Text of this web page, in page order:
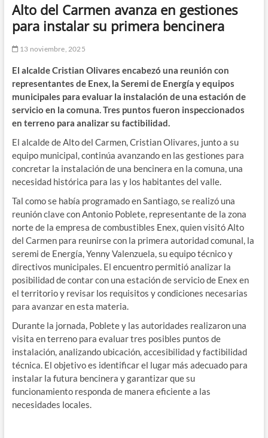
Alto del Carmen avanza en gestiones
para instalar su primera bencinera
13 noviembre, 2025
El alcalde Cristian Olivares encabezó una reunión con
representantes de Enex, la Seremi de Energía y equipos
municipales para evaluar la instalación de una estación de
servicio en la comuna. Tres puntos fueron inspeccionados
en terreno para analizar su factibilidad.
El alcalde de Alto del Carmen, Cristian Olivares, junto a su
equipo municipal, continúa avanzando en las gestiones para
concretar la instalación de una bencinera en la comuna, una
necesidad histórica para las y los habitantes del valle.
Tal como se había programado en Santiago, se realizó una
reunión clave con Antonio Poblete, representante de la zona
norte de la empresa de combustibles Enex, quien visitó Alto
del Carmen para reunirse con la primera autoridad comunal, la
seremi de Energía, Yenny Valenzuela, su equipo técnico y
directivos municipales. El encuentro permitió analizar la
posibilidad de contar con una estación de servicio de Enex en
el territorio y revisar los requisitos y condiciones necesarias
para avanzar en esta materia.
Durante la jornada, Poblete y las autoridades realizaron una
visita en terreno para evaluar tres posibles puntos de
instalación, analizando ubicación, accesibilidad y factibilidad
técnica. El objetivo es identificar el lugar más adecuado para
instalar la futura bencinera y garantizar que su
funcionamiento responda de manera eficiente a las
necesidades locales.